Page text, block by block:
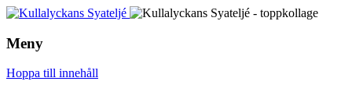
Meny
Hoppa till innehåll